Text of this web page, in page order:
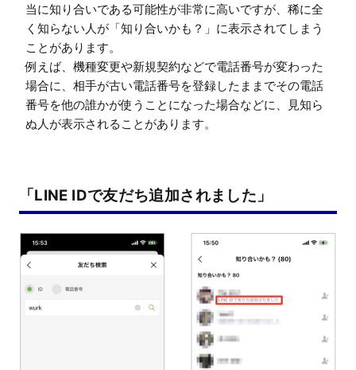
当に知り合いである可能性が非常に高いですが、稀に全
く知らない人が「知り合いかも？」に表示されてしまう
ことがあります。
例えば、機種変更や新規契約などで電話番号が変わった
場合に、相手が古い電話番号を登録したままでその電話
番号を他の誰かが使うことになった場合などに、見知ら
ぬ人が表示されることがあります。
「LINE IDで友だち追加されました」